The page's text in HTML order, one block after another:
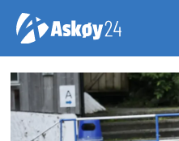
Tag:
fyllingsdalen